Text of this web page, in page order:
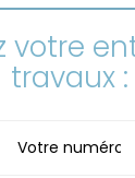
votre
travaux :